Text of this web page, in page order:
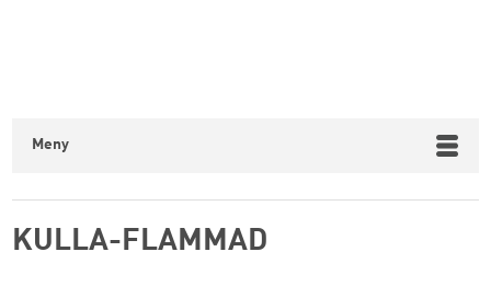
Meny
KULLA-FLAMMAD